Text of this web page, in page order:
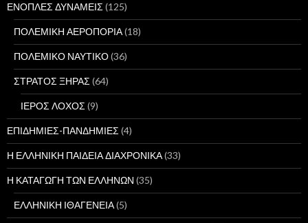
ΕΝΟΠΛΕΣ ΔΥΝΑΜΕΙΣ (125)
ΠΟΛΕΜΙΚΗ ΑΕΡΟΠΟΡΙΑ(18)
ΠΟΛΕΜΙΚΟ ΝΑΥΤΙΚΟ(36)
ΣΤΡΑΤΟΣ ΞΗΡΑΣ (64)
ΙΕΡΟΣ ΛΟΧΟΣ (9)
ΕΠΙΔΗΜΙΕΣ-ΠΑΝΔΗΜΙΕΣ (4)
Η ΕΛΛΗΝΙΚΗ ΠΑΙΔΕΙΑ ΔΙΑΧΡΟΝΙΚΑ(33)
Η ΚΑΤΑΓΩΓΗ ΤΩΝ ΕΛΛΗΝΩΝ (35)
ΕΛΛΗΝΙΚΗ ΙΘΑΓΕΝΕΙΑ(5)